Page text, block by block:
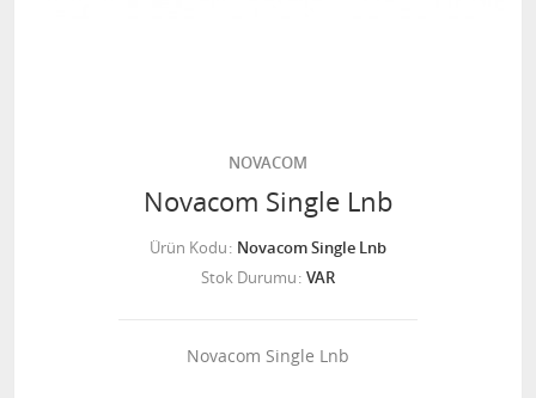
NOVACOM
Novacom Single Lnb
Ürün Kodu Novacom Single Lnb
Stok Durumu VAR
Novacom Single Lnb